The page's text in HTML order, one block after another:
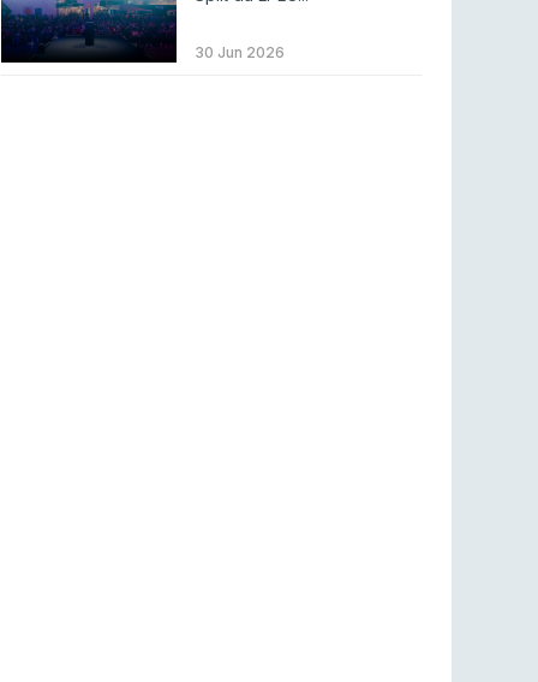
MOUZ surpreende Spirit para vencer BLAST
Bounty
30 Jun 2026